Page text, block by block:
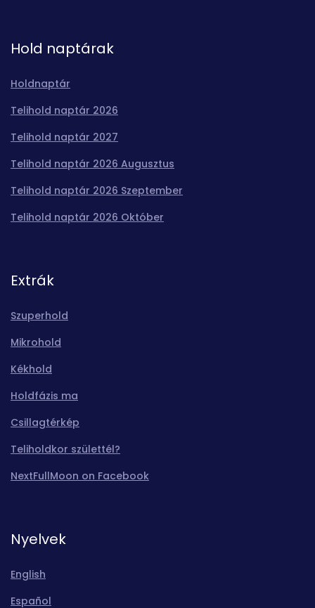
Hold naptárak
Holdnaptár
Telihold naptár 2026
Telihold naptár 2027
Telihold naptár 2026 Augusztus
Telihold naptár 2026 Szeptember
Telihold naptár 2026 Október
Extrák
Szuperhold
Mikrohold
Kékhold
Holdfázis ma
Csillagtérkép
Teliholdkor születtél?
NextFullMoon on Facebook
Nyelvek
English
Español